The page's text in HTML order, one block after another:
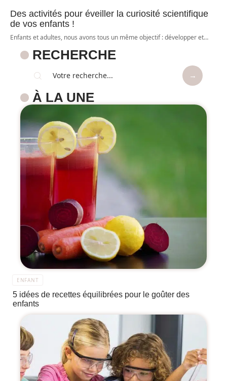
Des activités pour éveiller la curiosité scientifique
de vos enfants !
Enfants et adultes, nous avons tous un même objectif : développer et…
RECHERCHE
À LA UNE
ENFANT
5 idées de recettes équilibrées pour le goûter des
enfants